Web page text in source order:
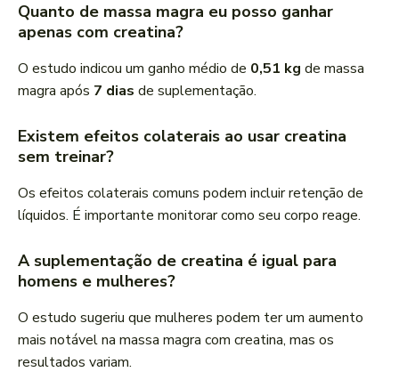
Quanto de massa magra eu posso ganhar
apenas com creatina?
O estudo indicou um ganho médio de 0,51 kg de massa
magra após 7 dias de suplementação.
Existem efeitos colaterais ao usar creatina
sem treinar?
Os efeitos colaterais comuns podem incluir retenção de
líquidos. É importante monitorar como seu corpo reage.
A suplementação de creatina é igual para
homens e mulheres?
O estudo sugeriu que mulheres podem ter um aumento
mais notável na massa magra com creatina, mas os
resultados variam.